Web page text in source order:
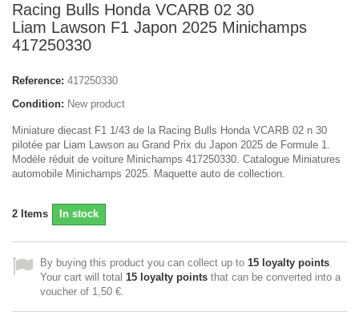
Racing Bulls Honda VCARB 02 30
Liam Lawson F1 Japon 2025 Minichamps
417250330
Reference: 417250330
Condition: New product
Miniature diecast F1 1/43 de la Racing Bulls Honda VCARB 02 n 30
pilotée par Liam Lawson au Grand Prix du Japon 2025 de Formule 1.
Modèle réduit de voiture Minichamps 417250330. Catalogue Miniatures
automobile Minichamps 2025. Maquette auto de collection.
2 Items In stock
By buying this product you can collect up to 15 loyalty points.
Your cart will total 15 loyalty points that can be converted into a
voucher of 1,50 €.